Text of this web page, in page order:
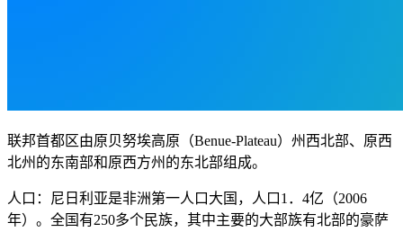
联邦首都区由原贝努埃高原（Benue-Plateau）州西北部、原西
北州的东南部和原西方州的东北部组成。
人口：尼日利亚是非洲第一人口大国，人口1．4亿（2006
年）。全国有250多个民族，其中主要的大部族有北部的豪萨